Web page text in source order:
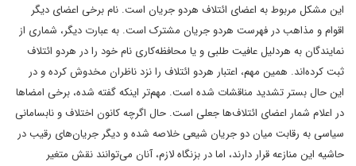
این مشکل مربوط به اعضای ائتلاف هردو جریان است. نام برخی اعضای دیگر
اقوام و مذاهب در فهرست هردو جریان مشترک است. به عبارت دیگر، شماری از
نمایندگان به هردلیل عافیت طلبی و یا محافظه‌کاری نام خود را در هردو ائتلاف
ثبت کرده‌اند. همین مهم، اعتبار هردو ائتلاف را نزد ناظران مخدوش کرده و در
این حال بستر تشدید مناقشات شده است. مهم‌تر اینکه گفته شده، برخی امضاها
در اعلام شمار اعضای ائتلاف‌ها جعلی است. حال اگرچه کانون اختلاف و نابسامانی
سیاسی به رقابت میان دو جریان شیعی خلاصه شده و دیگر جریان‌های رقیب در
حاشیه این منازعه قرار دارند، اما در بزنگاه لازم، آنان می‌توانند نقش متغیر